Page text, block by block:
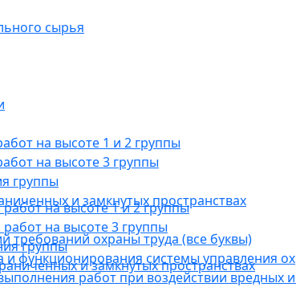
на высоте 1 и 2 группы
на высоте 3 группы
группы
и замкнутых пространствах
требований охраны труда (все буквы)
функционирования системы управления
работ при воздействии вредных
сырья
на высоте 1 и 2 группы
на высоте 3 группы
группы
и замкнутых пространствах